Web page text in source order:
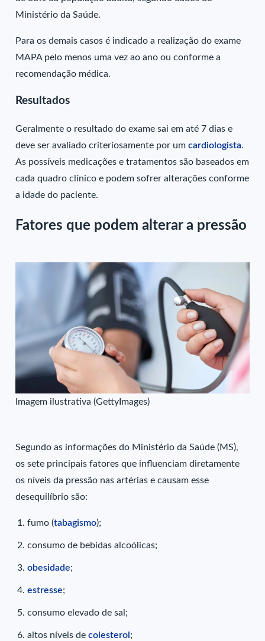
Ministério da Saúde.
Para os demais casos é indicado a realização do exame
MAPA pelo menos uma vez ao ano ou conforme a
recomendação médica.
Resultados
Geralmente o resultado do exame sai em até 7 dias e
deve ser avaliado criteriosamente por umcardiologista.
As possíveis medicações e tratamentos são baseados em
cada quadro clínico e podem sofrer alterações conforme
a idade do paciente.
Fatores que podem alterar a pressão
Imagem ilustrativa (GettyImages)
Segundo as informações do Ministério da Saúde (MS),
os sete principais fatores que influenciam diretamente
os níveis da pressão nas artérias e causam esse
desequilíbrio são:
fumo (tabagismo);
consumo de bebidas alcoólicas;
obesidade;
estresse;
consumo elevado de sal;
altos níveis decolesterol ;